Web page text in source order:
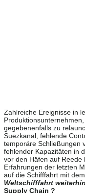
Zahlreiche Ereignisse in
gegebenenfalls zu
Suezkanal, fehlende
temporäre Schließungen
fehlender Kapazitäten in
vor den Häfen auf Reede
Erfahrungen der letzten
auf die Schifffahrt mit
Weltschifffahrt
Supply Chain ?